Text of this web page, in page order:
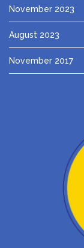
November 2023
August 2023
November 2017